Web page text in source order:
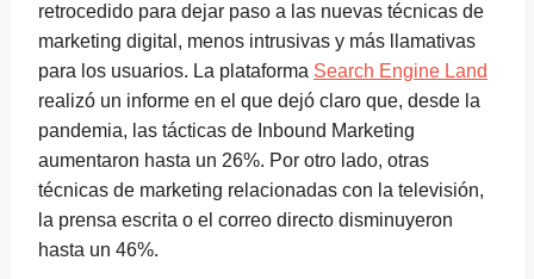
retrocedido para dejar paso a las nuevas técnicas de
marketing digital, menos intrusivas y más llamativas
para los usuarios. La plataforma Search Engine Land
realizó un informe en el que dejó claro que, desde la
pandemia, las tácticas de Inbound Marketing
aumentaron hasta un 26%. Por otro lado, otras
técnicas de marketing relacionadas con la televisión,
la prensa escrita o el correo directo disminuyeron
hasta un 46%.